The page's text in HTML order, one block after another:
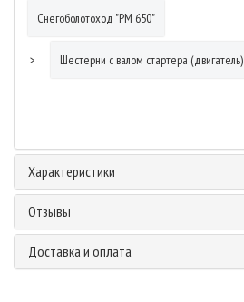
Снегоболотоход "РМ 650"
Шестерни с валом стартера (двигатель)
Характеристики
Отзывы
Доставка и оплата